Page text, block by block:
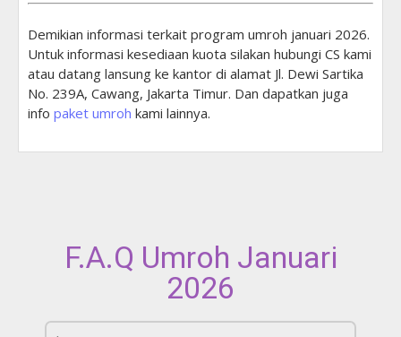
Demikian informasi terkait program umroh januari 2026.
Untuk informasi kesediaan kuota silakan hubungi CS kami
atau datang lansung ke kantor di alamat Jl. Dewi Sartika
No. 239A, Cawang, Jakarta Timur. Dan dapatkan juga
info paket umroh kami lainnya.
F.A.Q Umroh Januari
2026